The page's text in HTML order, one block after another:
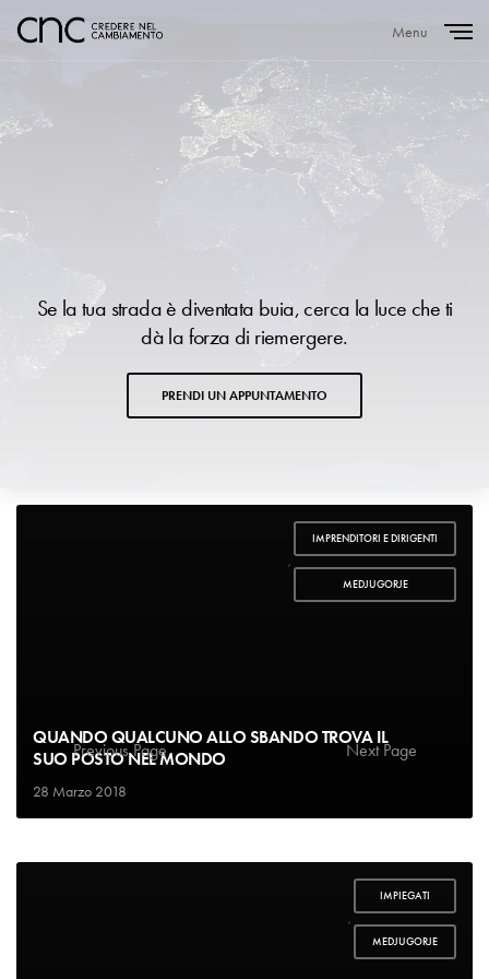
Menu
Se la tua strada è diventata buia, cerca la luce che ti
dà la forza di riemergere.
PRENDI UN APPUNTAMENTO
IMPRENDITORI E DIRIGENTI
,
MEDJUGORJE
QUANDO QUALCUNO ALLO SBANDO TROVA IL
SUO POSTO NEL MONDO
28 Marzo 2018
IMPIEGATI
,
MEDJUGORJE
Previous Page 1 2 3 … 87 Next Page